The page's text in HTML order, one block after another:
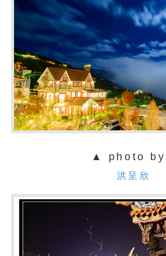
▲ photo by
洪呈欣